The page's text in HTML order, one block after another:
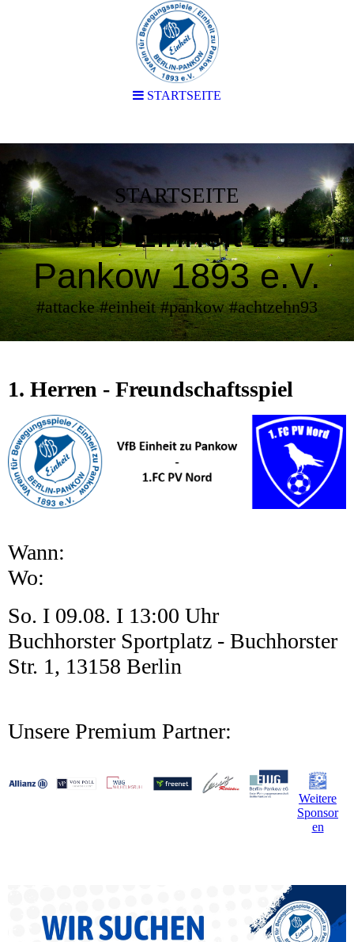
STARTSEITE
VfB Einheit zu
Pankow 1893 e.V.
#attacke #einheit #pankow #achtzehn93
1. Herren - Freundschaftsspiel
Wann:
Wo:
So. I 09.08. I 13:00 Uhr
Buchhorster Sportplatz - Buchhorster
Str. 1, 13158 Berlin
Unsere Premium Partner:
Weitere
Sponsor
en
STARTSEITE